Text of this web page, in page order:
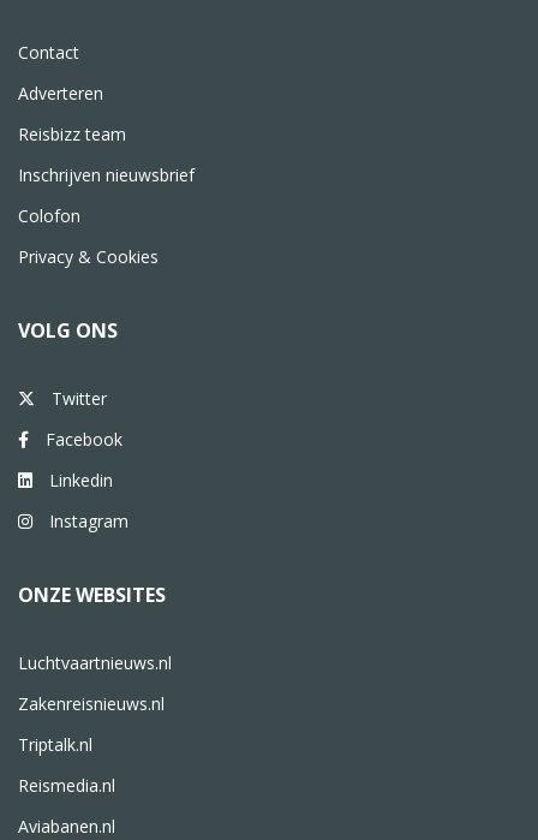
Contact
Adverteren
Reisbizz team
Inschrijven nieuwsbrief
Colofon
Privacy & Cookies
VOLG ONS
Twitter
Facebook
Linkedin
Instagram
ONZE WEBSITES
Luchtvaartnieuws.nl
Zakenreisnieuws.nl
Triptalk.nl
Reismedia.nl
Aviabanen.nl